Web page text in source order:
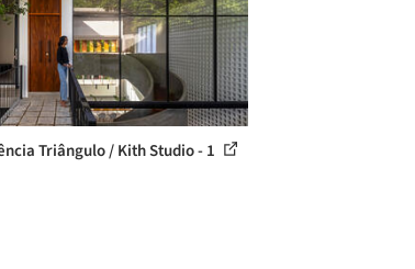
Triângulo / Kith Studio - 1